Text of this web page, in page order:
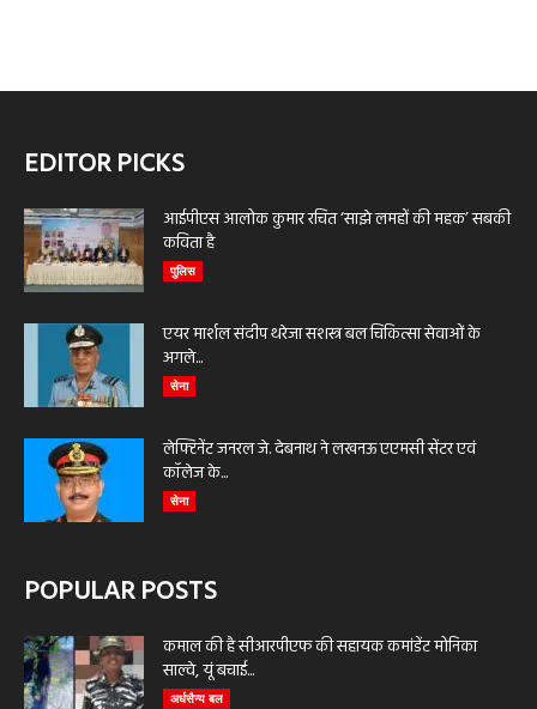
EDITOR PICKS
आईपीएस आलोक कुमार रचित ‘साझे लमहों की महक’ सबकी
कविता है
पुलिस
एयर मार्शल संदीप थरेजा सशस्त्र बल चिकित्सा सेवाओं के
अगले...
सेना
लेफ्टिनेंट जनरल जे. देबनाथ ने लखनऊ एएमसी सेंटर एवं
कॉलेज के...
सेना
POPULAR POSTS
कमाल की है सीआरपीएफ की सहायक कमांडेंट मोनिका
साल्वे, यूं बचाई...
अर्धसैन्य बल